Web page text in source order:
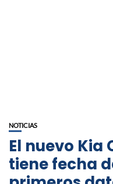
NOTICIAS
El nuevo Kia
tiene fecha